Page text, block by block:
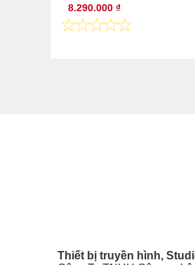
8.290.000 ₫
Thiết bị truyền hình,